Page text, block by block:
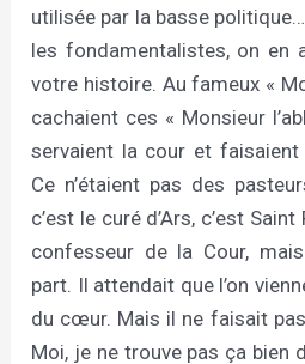
utilisée par la basse
les fondamentalistes, on en
votre histoire. Au fameux «
cachaient ces « Monsieur
servaient la cour et
Ce n’étaient pas des
c’est le curé d’Ars, c’est
confesseur de la Cour,
part. Il attendait que l’on
du cœur. Mais il ne faisait
Moi, je ne trouve pas ça bien